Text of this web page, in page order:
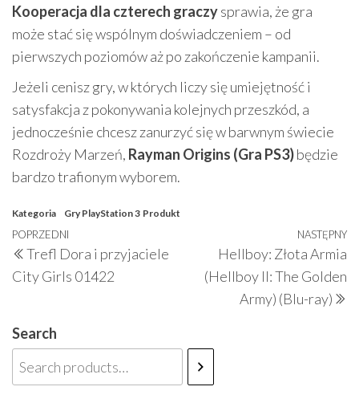
Kooperacja dla czterech graczysprawia, że gra
może stać się wspólnym doświadczeniem – od
pierwszych poziomów aż po zakończenie kampanii.
Jeżeli cenisz gry, w których liczy się umiejętność i
satysfakcja z pokonywania kolejnych przeszkód, a
jednocześnie chcesz zanurzyć się w barwnym świecie
Rozdroży Marzeń, Rayman Origins (Gra PS3)będzie
bardzo trafionym wyborem.
Kategoria Gry PlayStation 3 Produkt
Nawigacja
wpisu
Poprzedni
wpis
POPRZEDNI
Trefl Dora i przyjaciele
City Girls 01422
NASTĘPNY
Hellboy: Złota Armia
(Hellboy II: The Golden
Army) (Blu-ray)
Search